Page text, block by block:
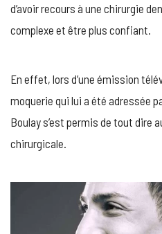
d’avoir recours à une chirurgie
complexe et être plus confiant.
En effet, lors d’une émission
moquerie qui lui a été adressée
Boulay s’est permis de tout dire
chirurgicale.